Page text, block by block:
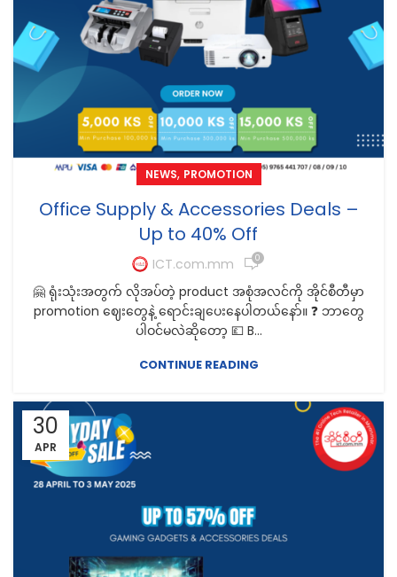
NEWS, PROMOTION
Office Supply & Accessories Deals –
Up to 40% Off
ICT.com.mm 0
🤗 ရုံးသုံးအတွက် လိုအပ်တဲ့ product အစုံအလင်ကို အိုင်စီတီမှာ
promotion ဈေးတွေနဲ့ ရောင်းချပေးနေပါတယ်နော်။ ❓ ဘာတွေ
ပါဝင်မလဲဆိုတော့ 💷 B...
CONTINUE READING
30
APR